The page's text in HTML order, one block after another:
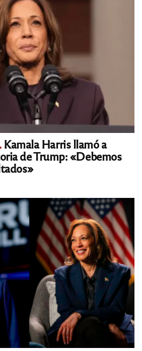
Kamala Harris llamó a
de Trump: «Debemos